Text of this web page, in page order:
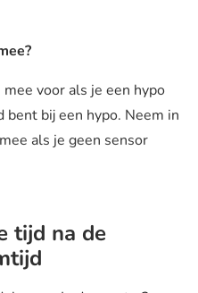
voor als je een hypo
bij een hypo. Neem in
als je geen sensor
tijd na de